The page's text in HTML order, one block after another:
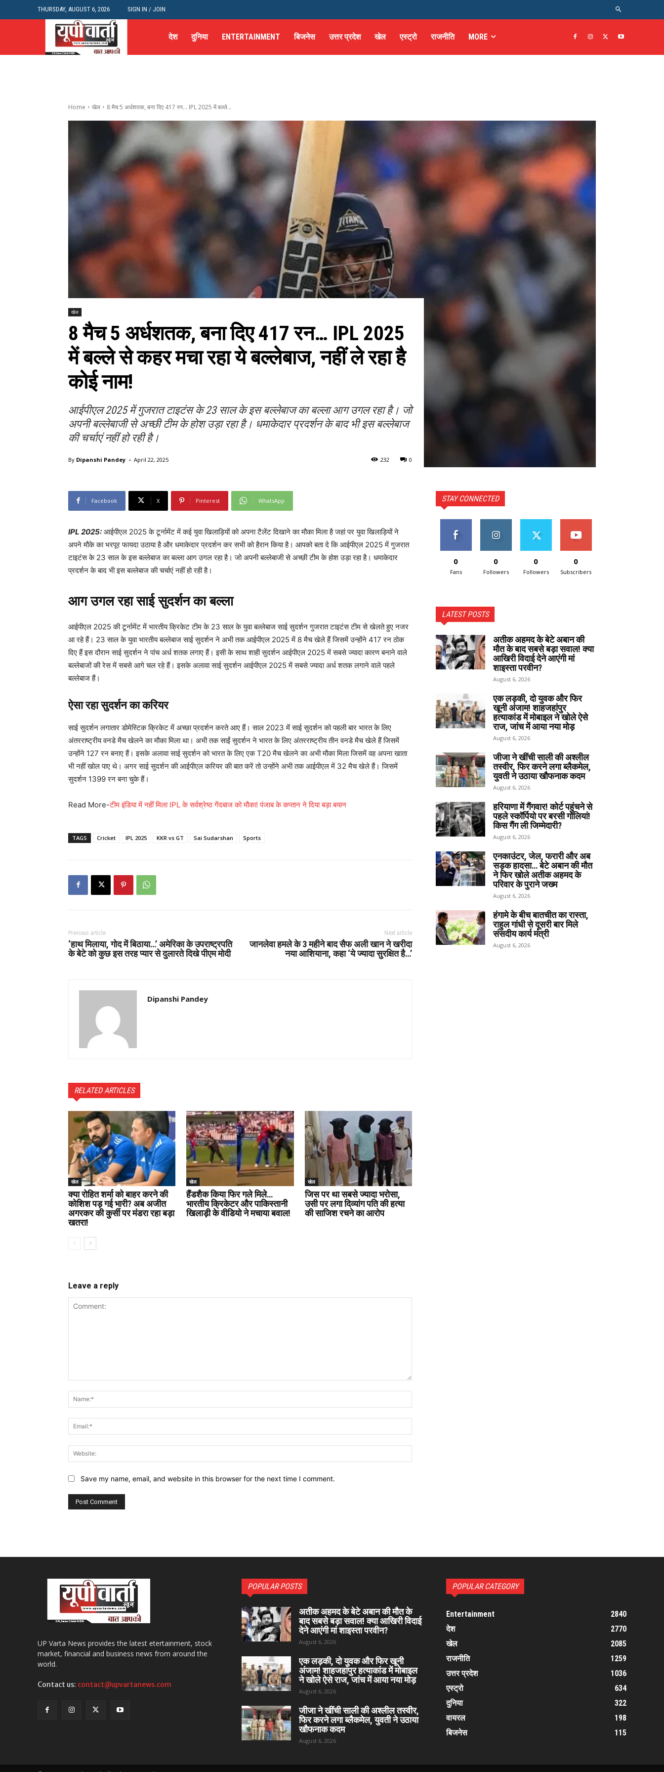
THURSDAY, AUGUST 6, 2026 SIGN IN / JOIN
देश दुनिया ENTERTAINMENT बिजनेस उत्तर प्रदेश खेल एस्ट्रो राजनीति MORE
Home खेल 8 मैच 5 अर्धशतक, बना दिए 417 रन... IPL 2025 में बल्ले...
खेल
8 मैच 5 अर्धशतक, बना दिए 417 रन… IPL 2025
में बल्ले से कहर मचा रहा ये बल्लेबाज, नहीं ले रहा है
कोई नाम!
आईपीएल 2025 में गुजरात टाइटंस के 23 साल के इस बल्लेबाज का बल्ला आग उगल रहा है। जो
अपनी बल्लेबाजी से अच्छी टीम के होश उड़ा रहा है। धमाकेदार प्रदर्शन के बाद भी इस बल्लेबाज
की चर्चाएं नहीं हो रही है।
By Dipanshi Pandey - April 22, 2025 0
232
Facebook X Pinterest WhatsApp
IPL 2025: आईपीएल 2025 के टूर्नामेंट में कई युवा खिलाड़ियों को अपना टैलेंट दिखाने का मौका मिला है जहां पर युवा खिलाड़ियों ने
अपने मौके का भरपूर फायदा उठाया है और धमाकेदार प्रदर्शन कर सभी को हैरान किया है। आपको बता दे कि आईपीएल 2025 में गुजरात
टाइटंस के 23 साल के इस बल्लेबाज का बल्ला आग उगल रहा है। जो अपनी बल्लेबाजी से अच्छी टीम के होश उड़ा रहा है। धमाकेदार
प्रदर्शन के बाद भी इस बल्लेबाज की चर्चाएं नहीं हो रही है।
आग उगल रहा साई सुदर्शन का बल्ला
आईपीएल 2025 की टूर्नामेंट में भारतीय क्रिकेट टीम के 23 साल के युवा बल्लेबाज साई सुदर्शन गुजरात टाइटंस टीम से खेलते हुए नजर
आ रहे हैं। 23 साल के युवा भारतीय बल्लेबाज साई सुदर्शन ने अभी तक आईपीएल 2025 में 8 मैच खेले हैं जिसमें उन्होंने 417 रन ठोक
दिए हैं इस दौरान साई सुदर्शन ने पांच अर्ध शतक लगाए हैं। इसी के साथ शाही सुदर्शन आईपीएल 2025 में सबसे ज्यादा कारण बनाने वाले
बल्लेबाजों की रेस में सबसे आगे चल रहे हैं। इसके अलावा साई सुदर्शन आईपीएल 2025 में सबसे ज्यादा अर्ध शतक लगाने वाले पहले
बल्लेबाज हैं।
ऐसा रहा सुदर्शन का करियर
साई सुदर्शन लगातार डोमेस्टिक क्रिकेट में अच्छा प्रदर्शन करते आए हैं। साल 2023 में साई सुदर्शन को पहली बार भारत के लिए
अंतरराष्ट्रीय वनडे मैच खेलने का मौका मिला था। अभी तक साईं सुदर्शन ने भारत के लिए अंतरराष्ट्रीय तीन वनडे मैच खेले हैं जिसमें
उन्होंने 127 रन बनाए हैं। इसके अलावा साई सुदर्शन को भारत के लिए एक T20 मैच खेलने का अभी मौका मिला जिसमें वह अपना खाता
भी नहीं खोल पाए थे। अगर साई सुदर्शन की आईपीएल करियर की बात करें तो उन्होंने अभी तक आईपीएल में 32 मैच खेले हैं। जिसमें
सुदर्शन 1399 रन बना चुके हैं।
Read More-टीम इंडिया में नहीं मिला IPL के सर्वश्रेष्ठ गेंदबाज को मौका! पंजाब के कप्तान ने दिया बड़ा बयान
TAGS Cricket IPL 2025 KKR vs GT Sai Sudarshan Sports
Previous article
‘हाथ मिलाया, गोद में बिठाया…’ अमेरिका के उपराष्ट्रपति
के बेटे को कुछ इस तरह प्यार से दुलारते दिखे पीएम मोदी
Next article
जानलेवा हमले के 3 महीने बाद सैफ अली खान ने खरीदा
नया आशियाना, कहा ‘ये ज्यादा सुरक्षित है…’
Dipanshi Pandey
RELATED ARTICLES
खेल
क्या रोहित शर्मा को बाहर करने की
कोशिश पड़ गई भारी? अब अजीत
अगरकर की कुर्सी पर मंडरा रहा बड़ा
खतरा!
खेल
हैंडशैक किया फिर गले मिले…
भारतीय क्रिकेटर और पाकिस्तानी
खिलाड़ी के वीडियो ने मचाया बवाल!
खेल
जिस पर था सबसे ज्यादा भरोसा,
उसी पर लगा दिव्यांग पति की हत्या
की साजिश रचने का आरोप
Leave a reply
Save my name, email, and website in this browser for the next time I comment.
STAY CONNECTED
0
Fans
0
Followers
0
Followers
0
Subscribers
LATEST POSTS
अतीक अहमद के बेटे अबान की
मौत के बाद सबसे बड़ा सवाल! क्या
आखिरी विदाई देने आएंगी मां
शाइस्ता परवीन?
August 6, 2026
एक लड़की, दो युवक और फिर
खूनी अंजाम! शाहजहांपुर
हत्याकांड में मोबाइल ने खोले ऐसे
राज, जांच में आया नया मोड़
August 6, 2026
जीजा ने खींची साली की अश्लील
तस्वीर, फिर करने लगा ब्लैकमेल,
युवती ने उठाया खौफनाक कदम
August 6, 2026
हरियाणा में गैंगवार! कोर्ट पहुंचने से
पहले स्कॉर्पियो पर बरसी गोलियां!
किस गैंग ली जिम्मेदारी?
August 6, 2026
एनकाउंटर, जेल, फरारी और अब
सड़क हादसा… बेटे अबान की मौत
ने फिर खोले अतीक अहमद के
परिवार के पुराने जख्म
August 6, 2026
हंगामे के बीच बातचीत का रास्ता,
राहुल गांधी से दूसरी बार मिले
संसदीय कार्य मंत्री
August 6, 2026
UP Varta News provides the latest etertainment, stock
market, financial and business news from around the
world.
Contact us: contact@upvartanews.com
POPULAR POSTS
अतीक अहमद के बेटे अबान की मौत के
बाद सबसे बड़ा सवाल! क्या आखिरी विदाई
देने आएंगी मां शाइस्ता परवीन?
August 6, 2026
एक लड़की, दो युवक और फिर खूनी
अंजाम! शाहजहांपुर हत्याकांड में मोबाइल
ने खोले ऐसे राज, जांच में आया नया मोड़
August 6, 2026
जीजा ने खींची साली की अश्लील तस्वीर,
फिर करने लगा ब्लैकमेल, युवती ने उठाया
खौफनाक कदम
August 6, 2026
POPULAR CATEGORY
Entertainment
2840
देश
2770
खेल
2085
राजनीति
1259
उत्तर प्रदेश
1036
एस्ट्रो
634
दुनिया
322
वायरल
198
बिजनेस
115